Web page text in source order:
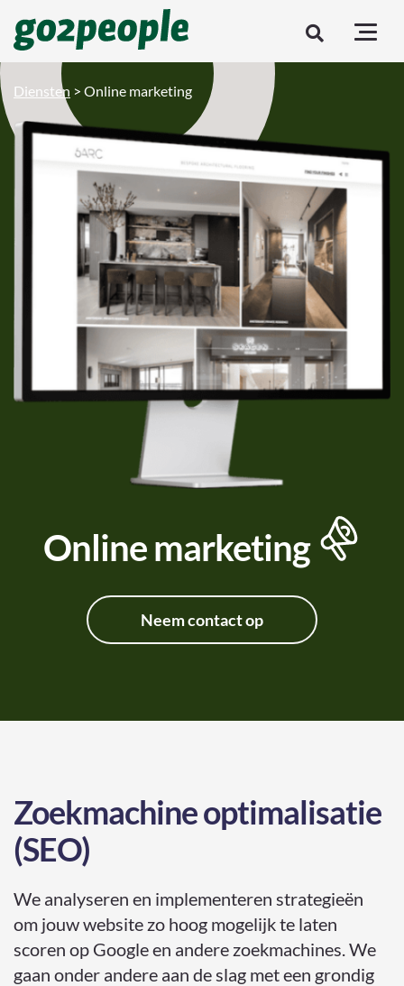
Diensten > Online marketing
Online marketing
Neem contact op
Zoekmachine optimalisatie
(SEO)
We analyseren en implementeren strategieën
om jouw website zo hoog mogelijk te laten
scoren op Google en andere zoekmachines. We
gaan onder andere aan de slag met een grondig